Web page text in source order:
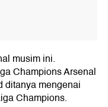
musim ini.
Champions Arsenal
ditanya mengenai
Champions.